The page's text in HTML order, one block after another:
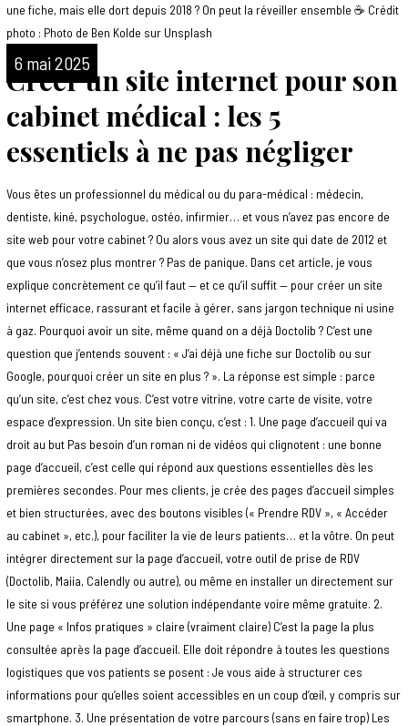
une fiche, mais elle dort depuis 2018 ? On peut la réveiller ensemble ☕ Crédit
photo : Photo de Ben Kolde sur Unsplash
Créer un site internet pour son
cabinet médical : les 5
essentiels à ne pas négliger
6 mai 2025
Vous êtes un professionnel du médical ou du para-médical : médecin,
dentiste, kiné, psychologue, ostéo, infirmier… et vous n’avez pas encore de
site web pour votre cabinet ? Ou alors vous avez un site qui date de 2012 et
que vous n’osez plus montrer ? Pas de panique. Dans cet article, je vous
explique concrètement ce qu’il faut — et ce qu’il suffit — pour créer un site
internet efficace, rassurant et facile à gérer, sans jargon technique ni usine
à gaz. Pourquoi avoir un site, même quand on a déjà Doctolib ? C’est une
question que j’entends souvent : « J’ai déjà une fiche sur Doctolib ou sur
Google, pourquoi créer un site en plus ? ». La réponse est simple : parce
qu’un site, c’est chez vous. C’est votre vitrine, votre carte de visite, votre
espace d’expression. Un site bien conçu, c’est : 1. Une page d’accueil qui va
droit au but Pas besoin d’un roman ni de vidéos qui clignotent : une bonne
page d’accueil, c’est celle qui répond aux questions essentielles dès les
premières secondes. Pour mes clients, je crée des pages d’accueil simples
et bien structurées, avec des boutons visibles (« Prendre RDV », « Accéder
au cabinet », etc.), pour faciliter la vie de leurs patients… et la vôtre. On peut
intégrer directement sur la page d’accueil, votre outil de prise de RDV
(Doctolib, Maiia, Calendly ou autre), ou même en installer un directement sur
le site si vous préférez une solution indépendante voire même gratuite. 2.
Une page « Infos pratiques » claire (vraiment claire) C’est la page la plus
consultée après la page d’accueil. Elle doit répondre à toutes les questions
logistiques que vos patients se posent : Je vous aide à structurer ces
informations pour qu’elles soient accessibles en un coup d’œil, y compris sur
smartphone. 3. Une présentation de votre parcours (sans en faire trop) Les